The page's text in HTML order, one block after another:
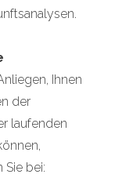
, Ihnen
der
laufenden
bei: